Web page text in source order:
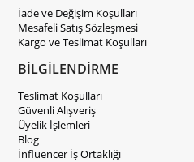
İade ve Değişim Koşulları
Mesafeli Satış Sözleşmesi
Kargo ve Teslimat Koşulları
BİLGİLENDİRME
Teslimat Koşulları
Güvenli Alışveriş
Üyelik İşlemleri
Blog
İnfluencer İş Ortaklığı